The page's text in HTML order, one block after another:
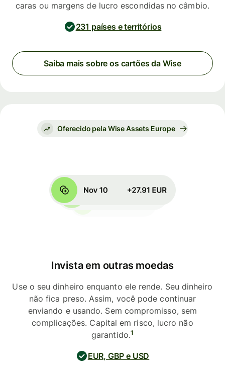
caras ou margens de lucro escondidas no câmbio.
231 países e territórios
Saiba mais sobre os cartões da Wise
Oferecido pela Wise Assets Europe
Invista em outras moedas
Use o seu dinheiro enquanto ele rende. Seu dinheiro
não fica preso. Assim, você pode continuar
enviando e usando. Sem compromisso, sem
complicações. Capital em risco, lucro não
garantido.1
EUR, GBP e USD